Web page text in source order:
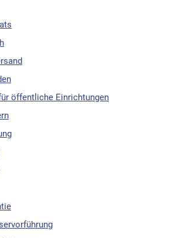
öffentliche Einrichtungen